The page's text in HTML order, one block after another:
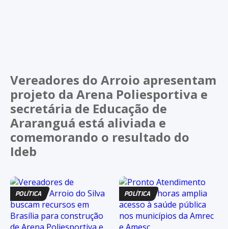
Vereadores do Arroio apresentam
projeto da Arena Poliesportiva e
secretária de Educação de
Araranguá está aliviada e
comemorando o resultado do
Ideb
POLÍTICA POLÍTICA